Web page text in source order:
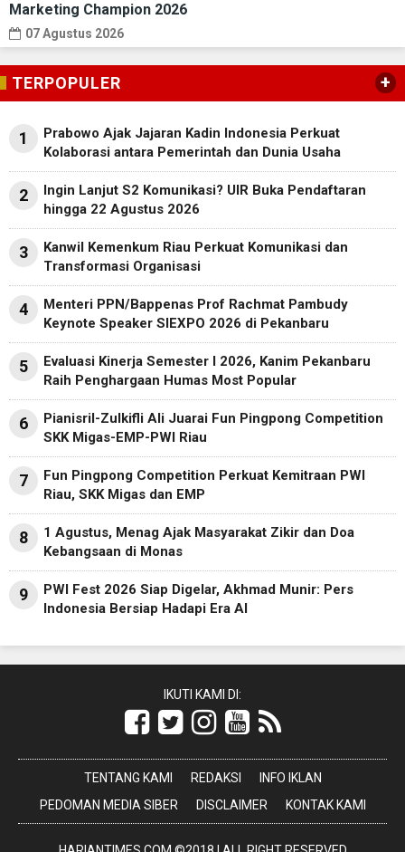
Marketing Champion 2026
07 Agustus 2026
TERPOPULER +
1
Prabowo Ajak Jajaran Kadin Indonesia Perkuat
Kolaborasi antara Pemerintah dan Dunia Usaha
2
Ingin Lanjut S2 Komunikasi? UIR Buka Pendaftaran
hingga 22 Agustus 2026
3
Kanwil Kemenkum Riau Perkuat Komunikasi dan
Transformasi Organisasi
4
Menteri PPN/Bappenas Prof Rachmat Pambudy
Keynote Speaker SIEXPO 2026 di Pekanbaru
5
Evaluasi Kinerja Semester I 2026, Kanim Pekanbaru
Raih Penghargaan Humas Most Popular
6
Pianisril-Zulkifli Ali Juarai Fun Pingpong Competition
SKK Migas-EMP-PWI Riau
7
Fun Pingpong Competition Perkuat Kemitraan PWI
Riau, SKK Migas dan EMP
8
1 Agustus, Menag Ajak Masyarakat Zikir dan Doa
Kebangsaan di Monas
9
PWI Fest 2026 Siap Digelar, Akhmad Munir: Pers
Indonesia Bersiap Hadapi Era AI
IKUTI KAMI DI:
TENTANG KAMI REDAKSI
INFO IKLAN
PEDOMAN MEDIA SIBER
DISCLAIMER KONTAK KAMI